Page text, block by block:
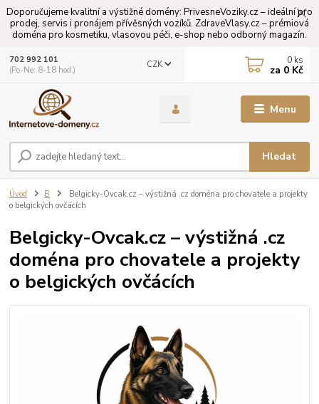
Doporučujeme kvalitní a výstižné domény: PrivesneVoziky.cz – ideální pro
prodej, servis i pronájem přívěsných vozíků. ZdraveVlasy.cz – prémiová
doména pro kosmetiku, vlasovou péči, e-shop nebo odborný magazín.
Menu
CZK
Hledat
702 992 101
(Po-Ne: 8-18 hod.)
0 ks
za 0 Kč
Úvod B
Belgicky-Ovcak.cz – výstižná .cz doména pro chovatele a projekty
o belgických ovčácích
Belgicky-Ovcak.cz – výstižná .cz
doména pro chovatele a projekty
o belgických ovčácích